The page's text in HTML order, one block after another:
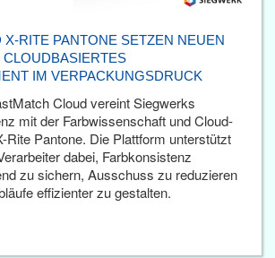
X-RITE PANTONE SETZEN NEUEN
F
IM VERPACKUNGSDRUCK
Cloud vereint Siegwerks
mit der Farbwissenschaft und Cloud-
Rite Pantone. Die Plattform unterstützt
dabei, Farbkonsistenz
zu sichern, Ausschuss zu reduzieren
effizienter zu gestalten.